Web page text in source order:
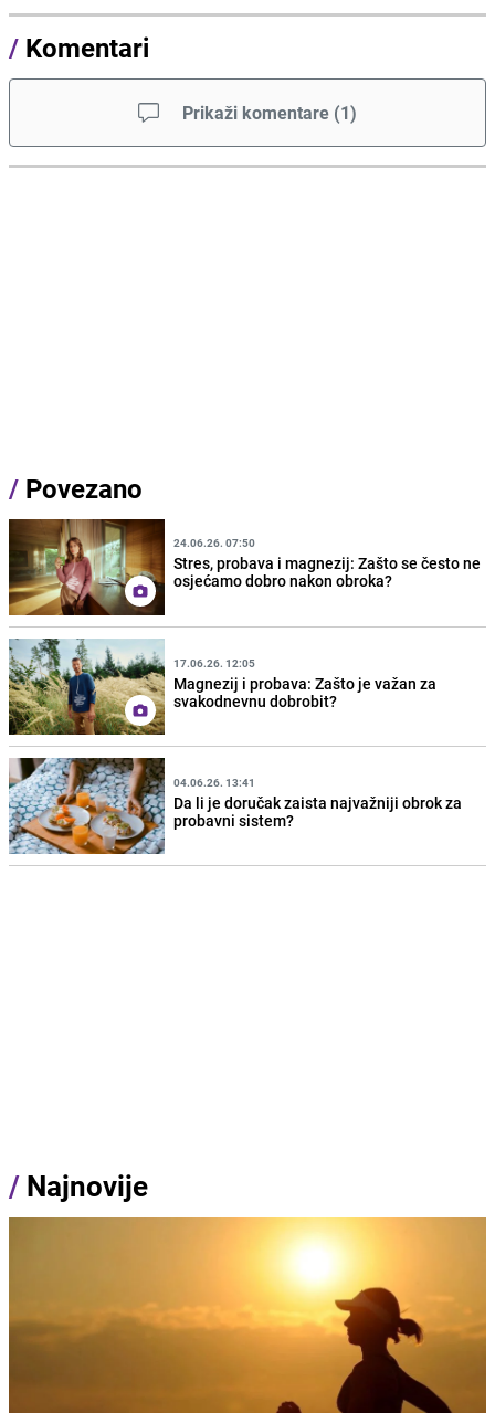
/ Komentari
Prikaži komentare (1)
/ Povezano
24.06.26. 07:50
Stres, probava i magnezij: Zašto se često ne
osjećamo dobro nakon obroka?
17.06.26. 12:05
Magnezij i probava: Zašto je važan za
svakodnevnu dobrobit?
04.06.26. 13:41
Da li je doručak zaista najvažniji obrok za
probavni sistem?
/ Najnovije